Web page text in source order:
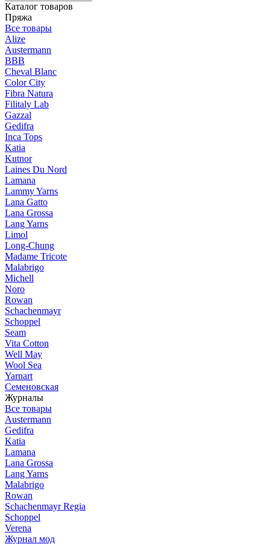
Каталог товаров
Пряжа
Все товары
Alize
Austermann
BBB
Cheval Blanc
Color City
Fibra Natura
Filitaly Lab
Gazzal
Gedifra
Inca Tops
Katia
Kutnor
Laines Du Nord
Lamana
Lammy Yarns
Lana Gatto
Lana Grossa
Lang Yarns
Limol
Long-Chung
Madame Tricote
Malabrigo
Michell
Noro
Rowan
Schachenmayr
Schoppel
Seam
Vita Cotton
Well May
Wool Sea
Yarnart
Семеновская
Журналы
Все товары
Austermann
Gedifra
Katia
Lamana
Lana Grossa
Lang Yarns
Malabrigo
Rowan
Schachenmayr Regia
Schoppel
Verena
Журнал мод